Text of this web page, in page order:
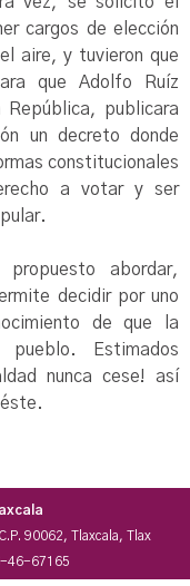
cargos de elección
aire, y tuvieron que
que Adolfo Ruíz
publicara
un decreto donde
constitucionales
a votar y ser
abordar,
decidir por uno
de que la
Estimados
nunca cese! así
90062, Tlaxcala, Tlax
46-67165